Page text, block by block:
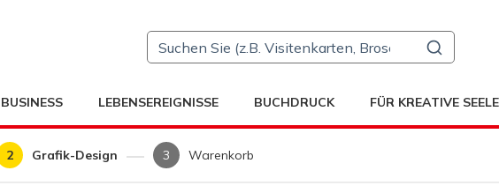
LEBENSEREIGNISSE BUCHDRUCK FÜR KREATIVE
Grafik-Design Warenkorb